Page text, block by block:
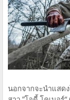
นอกจากจะนำแสด